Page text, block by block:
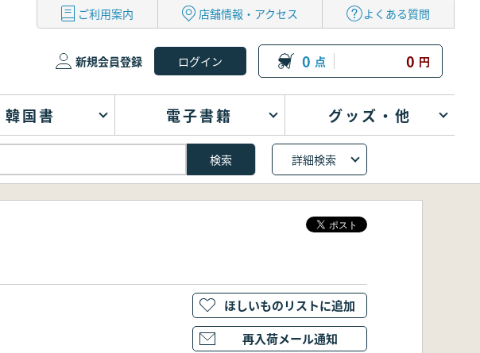
ご利用案内 店舗情報・アクセス よくある質問
新規会員登録 0 点 0 円
韓国書 電子書籍 グッズ・他
詳細検索
ほしいものリストに追加
再入荷メール通知